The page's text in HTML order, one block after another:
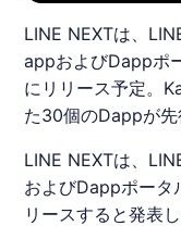
LINE NEXTは、
appおよびDappポ
にリリース予定。
た30個のDappが先
LINE NEXTは、
およびDappポータ
リースすると発表